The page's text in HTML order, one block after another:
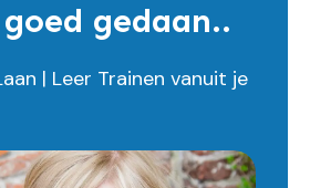
gedaan..
| Leer Trainen vanuit je